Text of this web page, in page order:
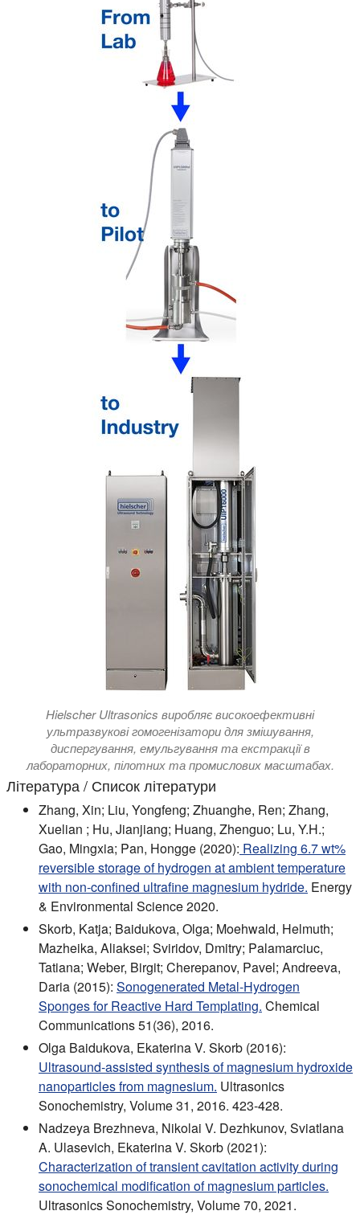
Hielscher Ultrasonics виробляє високоефективні
ультразвукові гомогенізатори для змішування,
диспергування, емульгування та екстракції в
лабораторних, пілотних та промислових масштабах.
Література / Список літератури
Zhang, Xin; Liu, Yongfeng; Zhuanghe, Ren; Zhang,
Xuelian ; Hu, Jianjiang; Huang, Zhenguo; Lu, Y.H.;
Gao, Mingxia; Pan, Hongge (2020): Realizing 6.7 wt%
reversible storage of hydrogen at ambient temperature
with non-confined ultrafine magnesium hydride. Energy
& Environmental Science 2020.
Skorb, Katja; Baidukova, Olga; Moehwald, Helmuth;
Mazheika, Aliaksei; Sviridov, Dmitry; Palamarciuc,
Tatiana; Weber, Birgit; Cherepanov, Pavel; Andreeva,
Daria (2015): Sonogenerated Metal-Hydrogen
Sponges for Reactive Hard Templating. Chemical
Communications 51(36), 2016.
Olga Baidukova, Ekaterina V. Skorb (2016):
Ultrasound-assisted synthesis of magnesium hydroxide
nanoparticles from magnesium. Ultrasonics
Sonochemistry, Volume 31, 2016. 423-428.
Nadzeya Brezhneva, Nikolai V. Dezhkunov, Sviatlana
A. Ulasevich, Ekaterina V. Skorb (2021):
Characterization of transient cavitation activity during
sonochemical modification of magnesium particles.
Ultrasonics Sonochemistry, Volume 70, 2021.